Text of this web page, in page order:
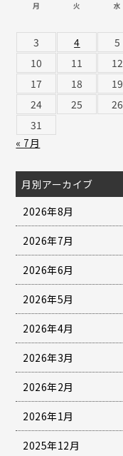
月 火 水
3
4 5
10
11 12
17
18 19
24
25 26
31
« 7月
月別アーカイブ
2026年8月
2026年7月
2026年6月
2026年5月
2026年4月
2026年3月
2026年2月
2026年1月
2025年12月